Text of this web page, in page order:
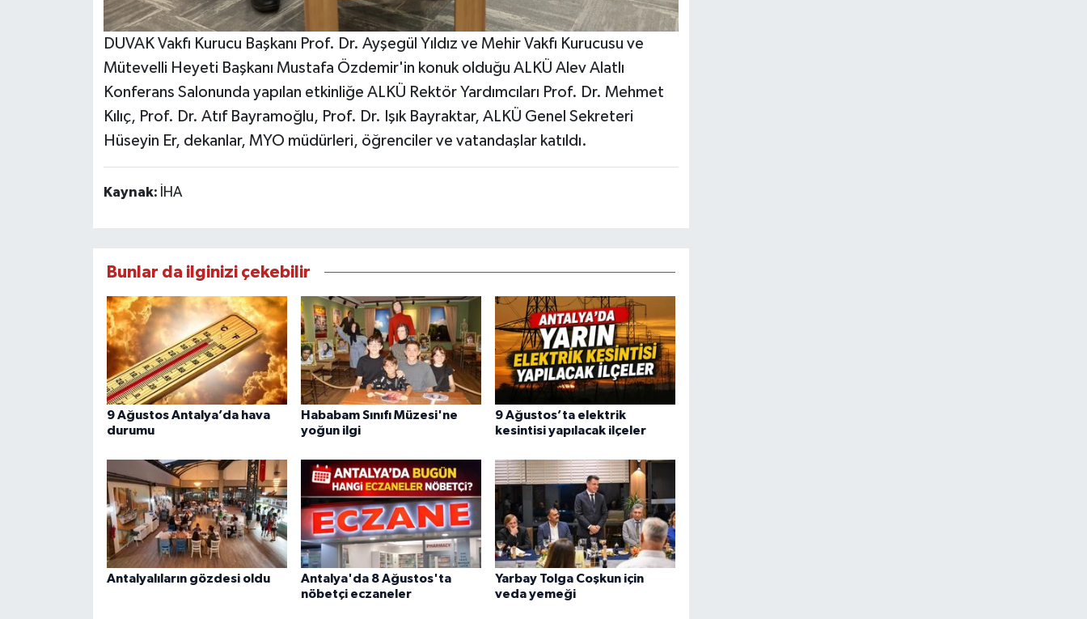
DUVAK Vakfı Kurucu Başkanı Prof. Dr. Ayşegül Yıldız ve Mehir Vakfı Kurucusu ve
Mütevelli Heyeti Başkanı Mustafa Özdemir'in konuk olduğu ALKÜ Alev Alatlı
Konferans Salonunda yapılan etkinliğe ALKÜ Rektör Yardımcıları Prof. Dr. Mehmet
Kılıç, Prof. Dr. Atıf Bayramoğlu, Prof. Dr. Işık Bayraktar, ALKÜ Genel Sekreteri
Hüseyin Er, dekanlar, MYO müdürleri, öğrenciler ve vatandaşlar katıldı.
Kaynak: İHA
Bunlar da ilginizi çekebilir
9 Ağustos Antalya’da hava
durumu
Hababam Sınıfı Müzesi'ne
yoğun ilgi
9 Ağustos’ta elektrik
kesintisi yapılacak ilçeler
Antalyalıların gözdesi oldu
Antalya'da 8 Ağustos'ta
nöbetçi eczaneler
Yarbay Tolga Coşkun için
veda yemeği